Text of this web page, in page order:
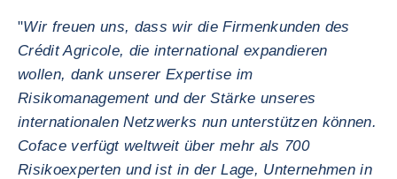
"Wir freuen uns, dass wir die Firmenkunden des
Crédit Agricole, die international expandieren
wollen, dank unserer Expertise im
Risikomanagement und der Stärke unseres
internationalen Netzwerks nun unterstützen können.
Coface verfügt weltweit über mehr als 700
Risikoexperten und ist in der Lage, Unternehmen in